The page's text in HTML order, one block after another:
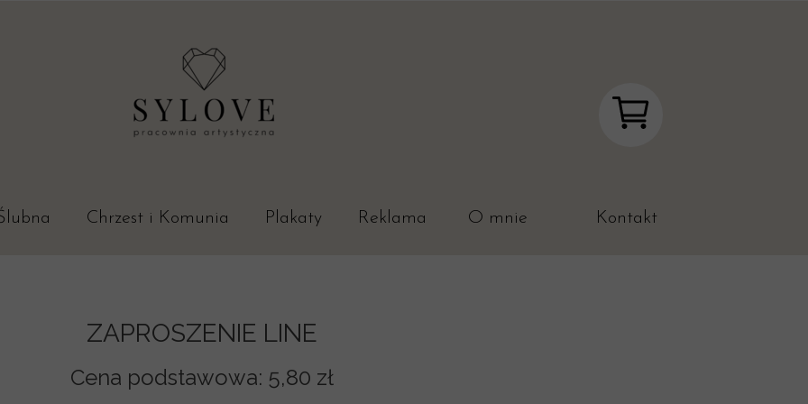
ZAPROSZENIE LINE
Cena podstawowa: 5,80 zł
panieński
Chrzest i Komunia Plakaty Reklama O mnie Kontakt